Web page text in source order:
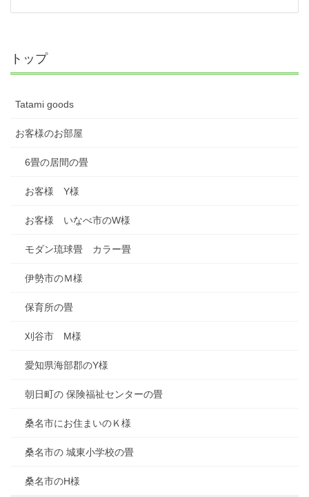
トップ
Tatami goods
お客様のお部屋
6畳の居間の畳
お客様 Y様
お客様 いなべ市のW様
モダン琉球畳 カラー畳
伊勢市のＭ様
保育所の畳
刈谷市 M様
愛知県海部郡のY様
朝日町の 保険福祉センターの畳
桑名市にお住まいのＫ様
桑名市の 城東小学校の畳
桑名市のH様